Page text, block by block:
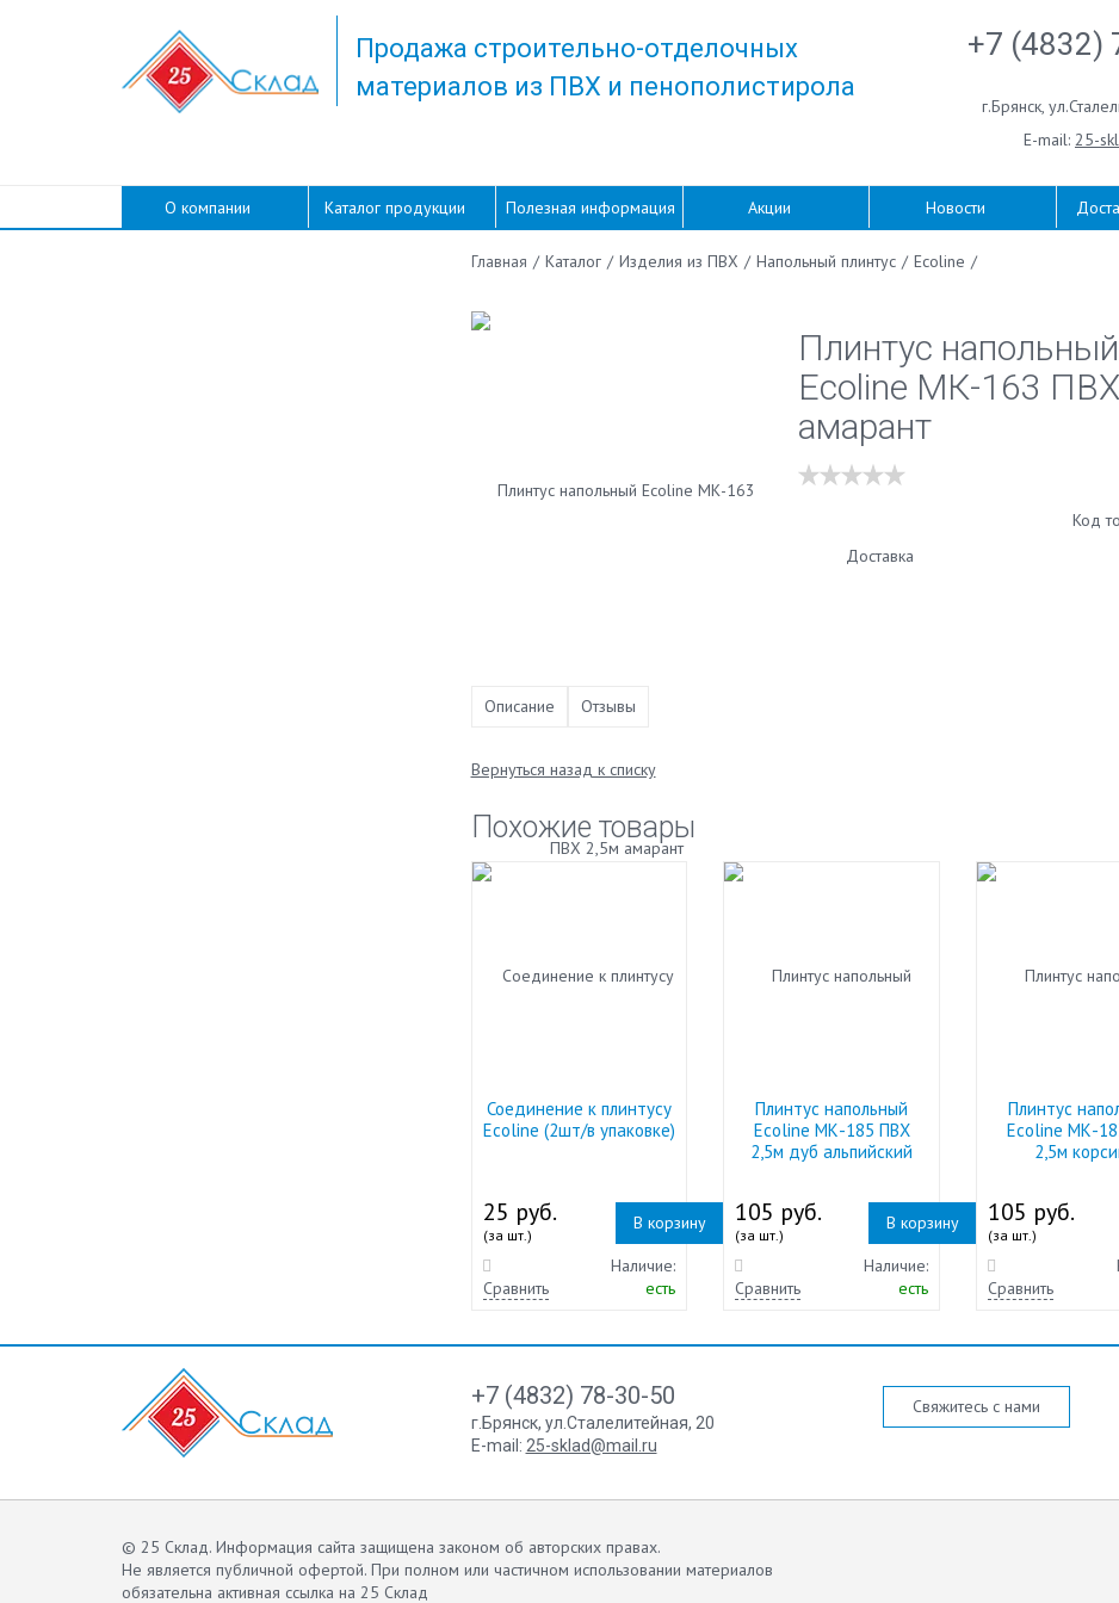
Продажа строительно-отделочных
материалов из ПВХ и пенополистирола
+7 (4832)
г.Брянск,
E-mail: 25-
О компании Каталог продукции Полезная информация Акции Новости
Главная / Каталог / Изделия из ПВХ / Напольный плинтус / Ecoline /
Плинтус напольный
Ecoline МК-163
амарант
Код
Доставка
Описание Отзывы
Вернуться назад к списку
Похожие товары
Соединение к плинтусу
Ecoline (2шт/в упаковке)
25 руб.
(за шт.)
В корзину
Сравнить
Наличие:
есть
Плинтус напольный
Ecoline МК-185 ПВХ
2,5м дуб альпийский
105 руб.
(за шт.)
В корзину
Сравнить
Наличие:
есть
Плинтус
Ecoline МК-
2,5м
105 руб.
(за шт.)
Сравнить
+7 (4832) 78-30-50
г.Брянск, ул.Сталелитейная, 20
E-mail: 25-sklad@mail.ru
Свяжитесь с нами
© 25 Склад. Информация сайта защищена законом об авторских правах.
Не является публичной офертой. При полном или частичном использовании материалов
обязательна активная ссылка на 25 Склад